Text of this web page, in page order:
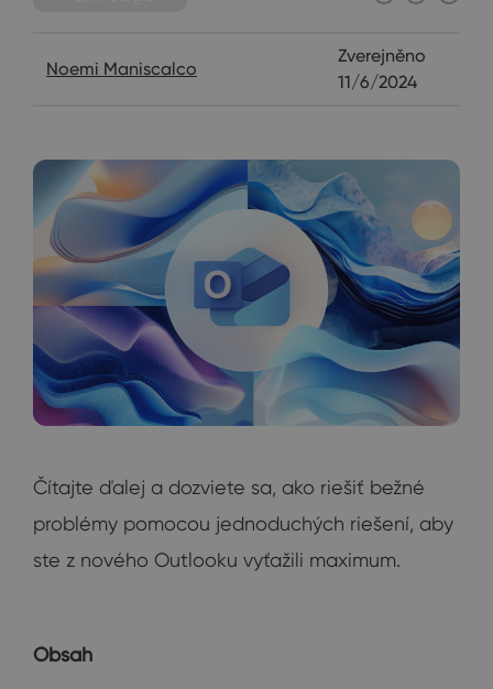
Noemi Maniscalco
Zverejněno
11/6/2024
Čítajte ďalej a dozviete sa, ako riešiť bežné
problémy pomocou jednoduchých riešení, aby
ste z nového Outlooku vyťažili maximum.
Obsah